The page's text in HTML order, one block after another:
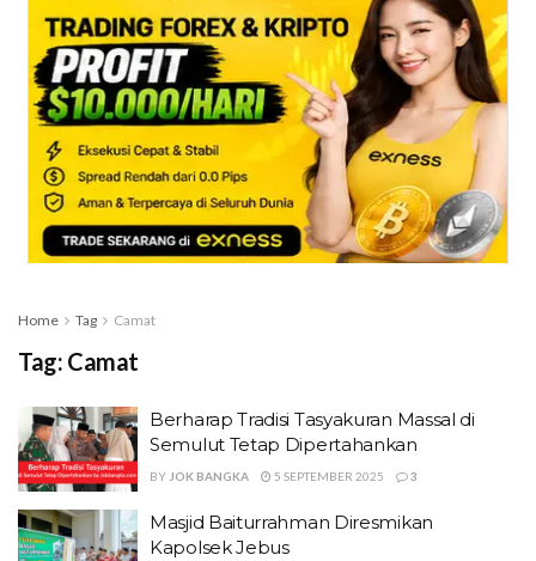
Home Tag Camat
Tag: Camat
Berharap Tradisi Tasyakuran Massal di
Semulut Tetap Dipertahankan
BY JOK BANGKA 5 SEPTEMBER 2025 3
Masjid Baiturrahman Diresmikan
Kapolsek Jebus